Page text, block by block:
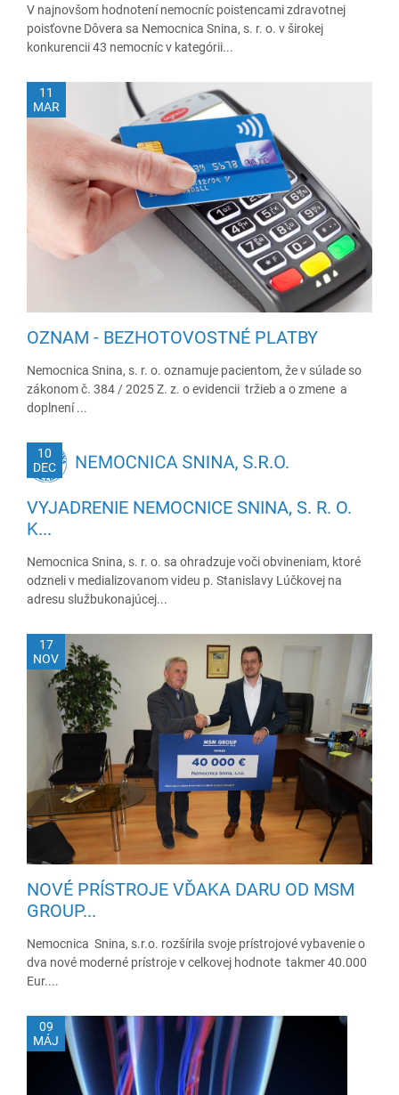
V najnovšom hodnotení nemocníc poistencami zdravotnej
poisťovne Dôvera sa Nemocnica Snina, s. r. o. v širokej
konkurencii 43 nemocníc v kategórii...
11
MAR
OZNAM - BEZHOTOVOSTNÉ PLATBY
Nemocnica Snina, s. r. o. oznamuje pacientom, že v súlade so
zákonom č. 384 / 2025 Z. z. o evidencii tržieb a o zmene a
doplnení ...
10
DEC
VYJADRENIE NEMOCNICE SNINA, S. R. O.
K...
Nemocnica Snina, s. r. o. sa ohradzuje voči obvineniam, ktoré
odzneli v medializovanom videu p. Stanislavy Lúčkovej na
adresu službukonajúcej...
17
NOV
NOVÉ PRÍSTROJE VĎAKA DARU OD MSM
GROUP...
Nemocnica Snina, s.r.o. rozšírila svoje prístrojové vybavenie o
dva nové moderné prístroje v celkovej hodnote takmer 40.000
Eur....
09
MÁJ